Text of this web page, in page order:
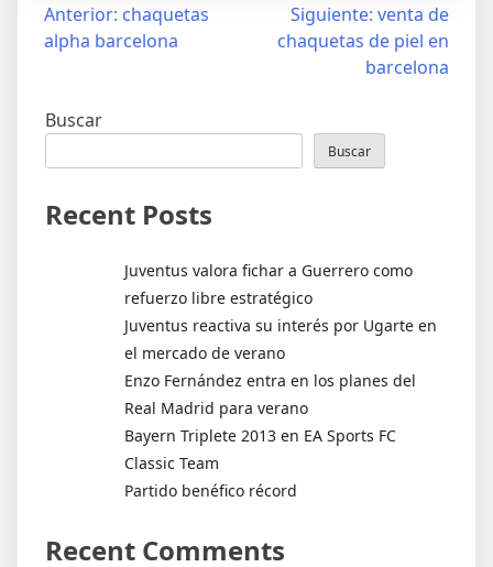
Navegación
Anterior: chaquetas
alpha barcelona
Siguiente: venta de
chaquetas de piel en
barcelona
Buscar
Buscar
Recent Posts
Juventus valora fichar a Guerrero como
refuerzo libre estratégico
Juventus reactiva su interés por Ugarte en
el mercado de verano
Enzo Fernández entra en los planes del
Real Madrid para verano
Bayern Triplete 2013 en EA Sports FC
Classic Team
Partido benéfico récord
Recent Comments